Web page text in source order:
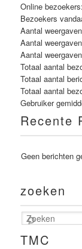
Online
Bezoekers
Aantal
Aantal
Aantal
Totaal aantal
Totaal aantal
Totaal aantal
Gebruiker
Recente
Geen berichten
zoeken
Zoeken
TMC